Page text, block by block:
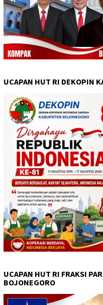
UCAPAN HUT RI DEKOPIN
UCAPAN HUT RI FRAKSI
BOJONEGORO